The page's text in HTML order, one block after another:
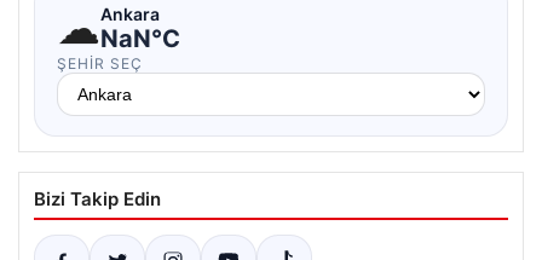
☁Ankara
NaN°C
ŞEHIR SEÇ
Bizi Takip Edin